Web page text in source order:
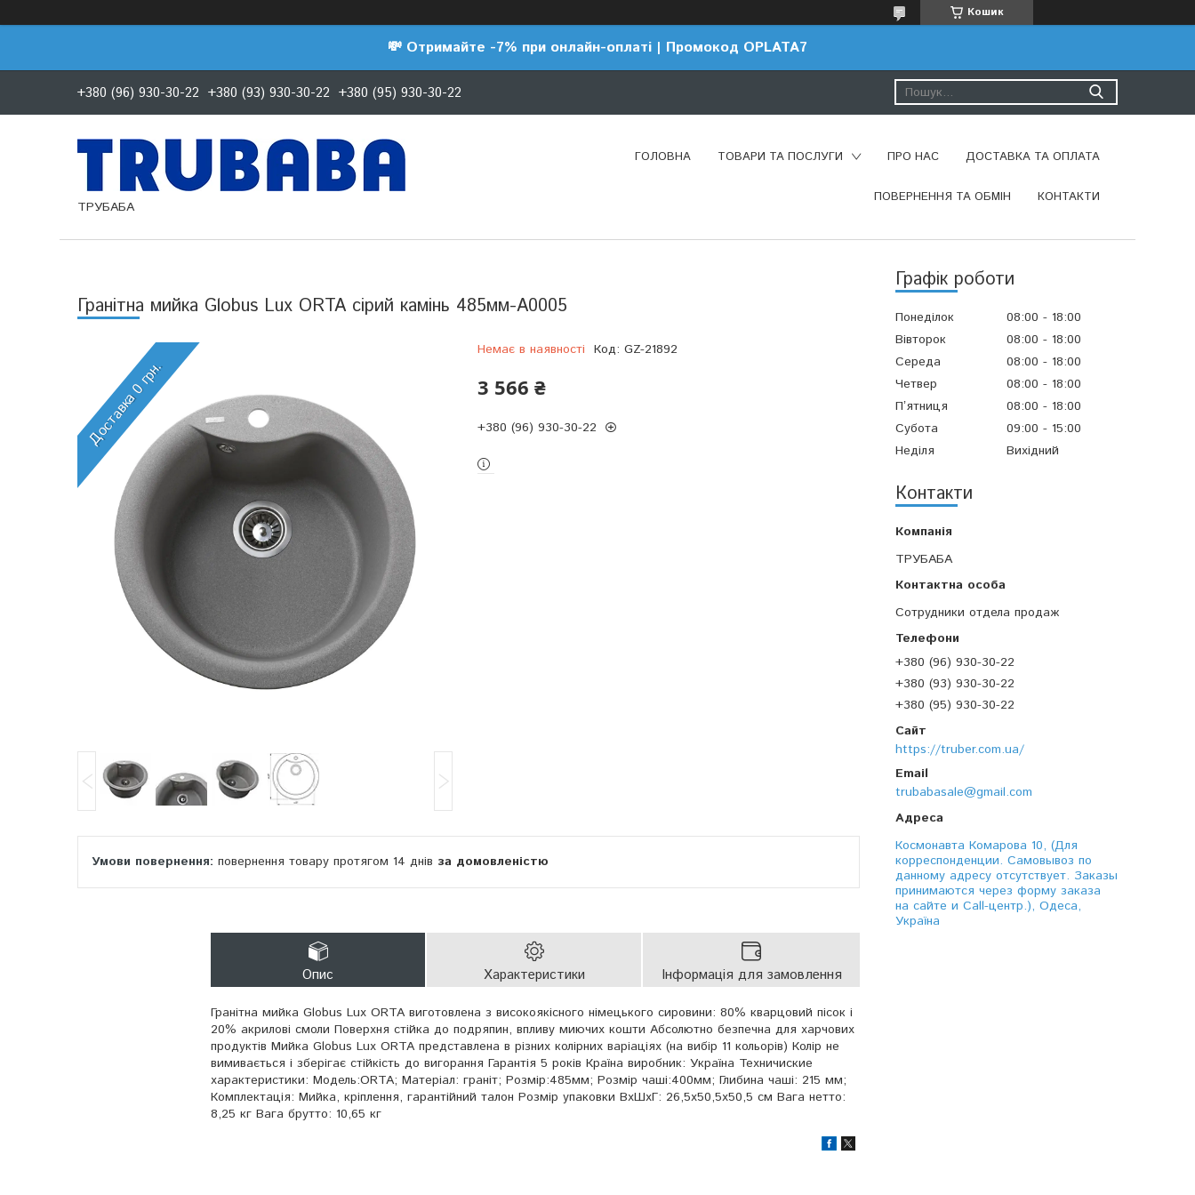
Кошик
💸 Отримайте -7% при онлайн-оплаті | Промокод OPLATA7
+380 (96) 930-30-22 +380 (93) 930-30-22 +380 (95) 930-30-22
ТРУБАБА
ГОЛОВНА ТОВАРИ ТА ПОСЛУГИ ПРО НАС ДОСТАВКА ТА ОПЛАТА
ПОВЕРНЕННЯ ТА ОБМІН КОНТАКТИ
Графік роботи
Понеділок 08:00
18:00
Вівторок
08:00
18:00
Середа
08:00
18:00
Четвер
08:00
18:00
Пʼятниця
08:00
18:00
Субота
09:00
15:00
Неділя
Вихідний
Контакти
ТРУБАБА
Сотрудники отдела продаж
+380 (96) 930-30-22
+380 (93) 930-30-22
+380 (95) 930-30-22
https://truber.com.ua/
trubabasale@gmail.com
Космонавта Комарова 10, (Для
корреспонденции. Самовывоз по
данному адресу отсутствует. Заказы
принимаются через форму заказа
на сайте и Call-центр.), Одеса,
Україна
Гранітна мийка Globus Lux ORTA сірий камінь 485мм-А0005
Доставка 0 грн.
Немає в наявності Код: GZ-21892
3 566 ₴
+380 (96) 930-30-22
повернення товару протягом 14 днів за домовленістю
Опис Характеристики Інформація для замовлення
Гранітна мийка Globus Lux ORTA виготовлена з високоякісного німецького сировини: 80% кварцовий пісок і
20% акрилові смоли Поверхня стійка до подряпин, впливу миючих кошти Абсолютно безпечна для харчових
продуктів Мийка Globus Lux ORTA представлена в різних колірних варіаціях (на вибір 11 кольорів) Колір не
вимивається і зберігає стійкість до вигорання Гарантія 5 років Країна виробник: Україна Техничиские
характеристики: Модель:ORTA; Матеріал: граніт; Розмір:485мм; Розмір чаші:400мм; Глибина чаші: 215 мм;
Комплектація: Мийка, кріплення, гарантійний талон Розмір упаковки ВхШхГ: 26,5х50,5х50,5 см Вага нетто:
8,25 кг Вага брутто: 10,65 кг